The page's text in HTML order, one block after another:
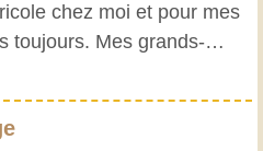
chez moi et pour mes
toujours. Mes grands-
initié très jeune, et
une riche expérience.
est essentielle ! Elle nous